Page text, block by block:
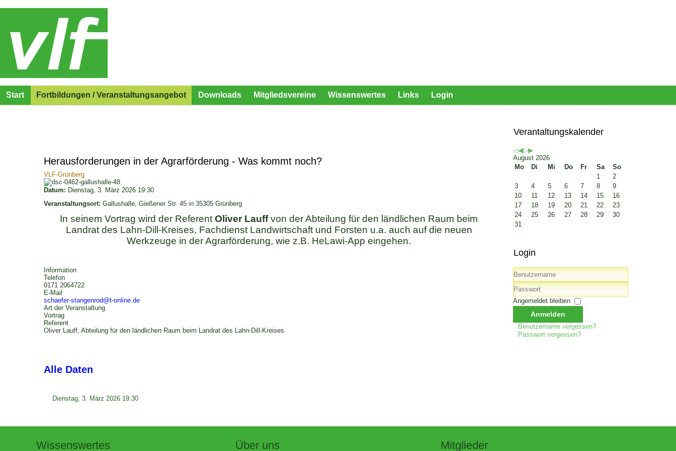
Start Fortbildungen / Veranstaltungsangebot Downloads Mitgliedsvereine Wissenswertes Links Login
Herausforderungen in der Agrarförderung - Was kommt noch?
VLF-Grünberg
Datum: Dienstag, 3. März 2026 19:30
Veranstaltungsort: Gallushalle, Gießener Str. 45 in 35305 Grünberg
In seinem Vortrag wird der Referent Oliver Lauffvon der Abteilung für den ländlichen Raum beim
Landrat des Lahn-Dill-Kreises, Fachdienst Landwirtschaft und Forsten u.a. auch auf die neuen
Werkzeuge in der Agrarförderung, wie z.B. HeLawi-App eingehen.
Information
Telefon
0171 2064722
E-Mail
schaefer-stangenrod@t-online.de
Art der Veranstaltung
Vortrag
Referent
Oliver Lauff, Abteilung für den ländlichen Raum beim Landrat des Lahn-Dill-Kreises
Alle Daten
Dienstag, 3. März 2026 19:30
Verantaltungskalender
August 2026
Mo
Di Mi Do Fr Sa
So
1
2
3
4 5 6 7 8
9
10
11 12 13 14 15
16
17
18 19 20 21 22
23
24
25 26 27 28 29
30
31
Login
Benutzername
Passwort
Angemeldet bleiben
Anmelden
Benutzername vergessen?
Passwort vergessen?
Wissenswertes Über uns Mitglieder